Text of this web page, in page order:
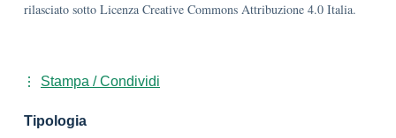
rilasciato sotto Licenza Creative Commons Attribuzione 4.0 Italia.
Stampa / Condividi
Tipologia